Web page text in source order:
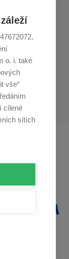
o. i. také
vše“
cílené
sítích